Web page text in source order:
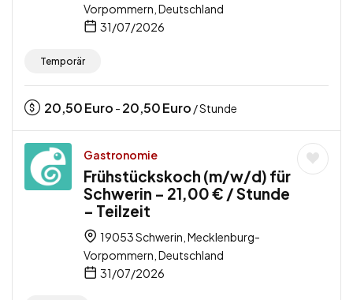
Vorpommern, Deutschland
31/07/2026
Temporär
20,50Euro - 20,50Euro / Stunde
Gastronomie
Frühstückskoch (m/w/d) für
Schwerin – 21,00 € / Stunde
– Teilzeit
19053 Schwerin, Mecklenburg-
Vorpommern, Deutschland
31/07/2026